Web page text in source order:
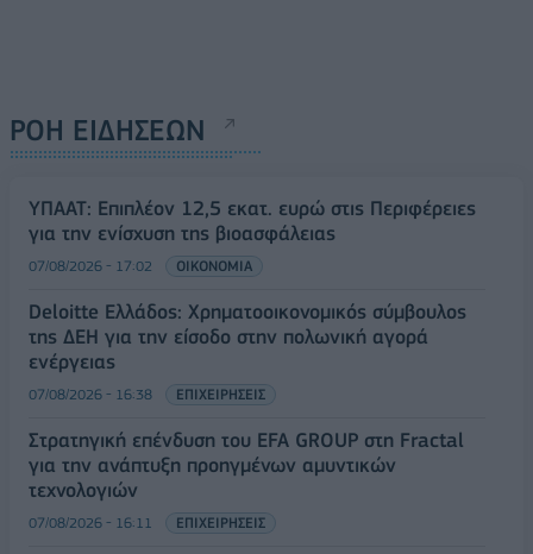
ΡΟΗ ΕΙΔΗΣΕΩΝ
ΥΠΑΑΤ: Επιπλέον 12,5 εκατ. ευρώ στις Περιφέρειες
για την ενίσχυση της βιοασφάλειας
07/08/2026 - 17:02 ΟΙΚΟΝΟΜΙΑ
Deloitte Ελλάδος: Χρηματοοικονομικός σύμβουλος
της ΔΕΗ για την είσοδο στην πολωνική αγορά
ενέργειας
07/08/2026 - 16:38 ΕΠΙΧΕΙΡΗΣΕΙΣ
Στρατηγική επένδυση του EFA GROUP στη Fractal
για την ανάπτυξη προηγμένων αμυντικών
τεχνολογιών
07/08/2026 - 16:11 ΕΠΙΧΕΙΡΗΣΕΙΣ